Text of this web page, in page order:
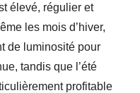
élevé, régulier et
les mois d’hiver,
de luminosité pour
tandis que l’été
profitable